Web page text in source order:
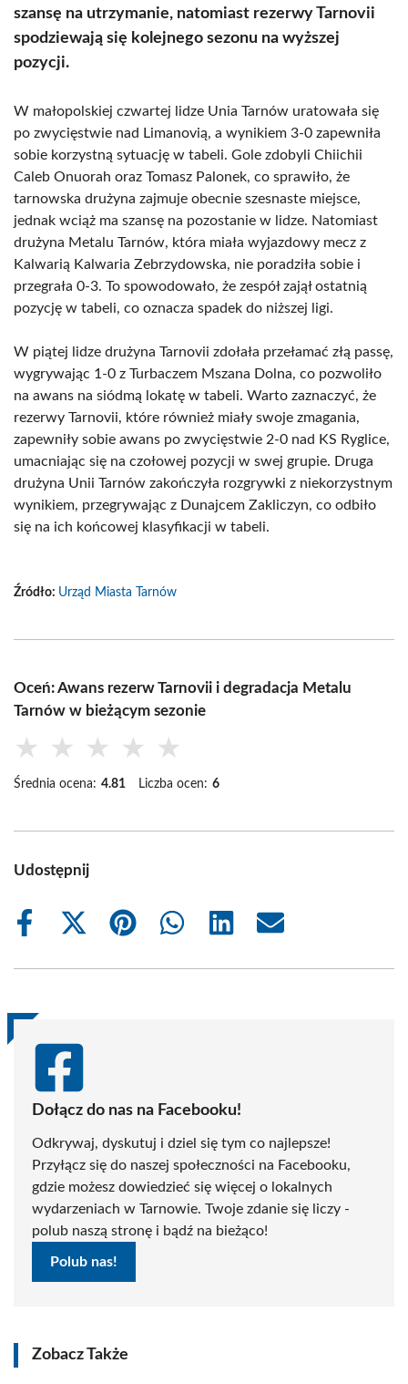
szansę na utrzymanie, natomiast rezerwy Tarnovii
spodziewają się kolejnego sezonu na wyższej
pozycji.
W małopolskiej czwartej lidze Unia Tarnów uratowała się
po zwycięstwie nad Limanovią, a wynikiem 3-0 zapewniła
sobie korzystną sytuację w tabeli. Gole zdobyli Chiichii
Caleb Onuorah oraz Tomasz Palonek, co sprawiło, że
tarnowska drużyna zajmuje obecnie szesnaste miejsce,
jednak wciąż ma szansę na pozostanie w lidze. Natomiast
drużyna Metalu Tarnów, która miała wyjazdowy mecz z
Kalwarią Kalwaria Zebrzydowska, nie poradziła sobie i
przegrała 0-3. To spowodowało, że zespół zajął ostatnią
pozycję w tabeli, co oznacza spadek do niższej ligi.
W piątej lidze drużyna Tarnovii zdołała przełamać złą passę,
wygrywając 1-0 z Turbaczem Mszana Dolna, co pozwoliło
na awans na siódmą lokatę w tabeli. Warto zaznaczyć, że
rezerwy Tarnovii, które również miały swoje zmagania,
zapewniły sobie awans po zwycięstwie 2-0 nad KS Ryglice,
umacniając się na czołowej pozycji w swej grupie. Druga
drużyna Unii Tarnów zakończyła rozgrywki z niekorzystnym
wynikiem, przegrywając z Dunajcem Zakliczyn, co odbiło
się na ich końcowej klasyfikacji w tabeli.
Źródło: Urząd Miasta Tarnów
Oceń: Awans rezerw Tarnovii i degradacja Metalu
Tarnów w bieżącym sezonie
★ ★ ★ ★ ★
Średnia ocena: 4.81 Liczba ocen: 6
Udostępnij
Share
Share
(Twitter)
Share
Share
Share
Share
Dołącz do nas na Facebooku!
Odkrywaj, dyskutuj i dziel się tym co najlepsze!
Przyłącz się do naszej społeczności na Facebooku,
gdzie możesz dowiedzieć się więcej o lokalnych
wydarzeniach w Tarnowie. Twoje zdanie się liczy -
polub naszą stronę i bądź na bieżąco!
Polub nas!
Zobacz Także